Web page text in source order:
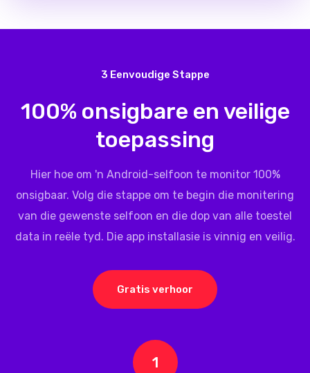
3 Eenvoudige Stappe
100% onsigbare en veilige
toepassing
Hier hoe om 'n Android-selfoon te monitor 100%
onsigbaar. Volg die stappe om te begin die monitering
van die gewenste selfoon en die dop van alle toestel
data in reële tyd. Die app installasie is vinnig en veilig.
Gratis verhoor
1